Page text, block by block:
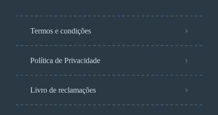
Termos e condições
Política de Privacidade
Livro de reclamações